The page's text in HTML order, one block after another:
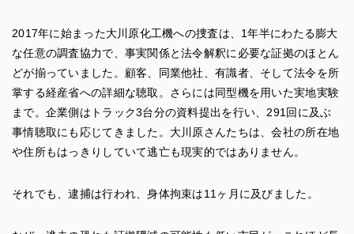
2017年に始まった大川原化工機への捜査は、1年半にわたる膨大
な任意の調査協力で、事実関係と法令解釈に必要な証拠のほとん
どが揃っていました。顧客、同業他社、有識者、そして法令を所
掌する経産省への詳細な聴取。さらには同型機を用いた実地実験
まで。企業側はトラック3台分の資料提出を行い、291回に及ぶ
事情聴取にも応じてきました。大川原さんたちは、会社の所在地
や住所もはっきりしていて逃亡も現実的ではありません。
それでも、逮捕は行われ、身体拘束は11ヶ月に及びました。